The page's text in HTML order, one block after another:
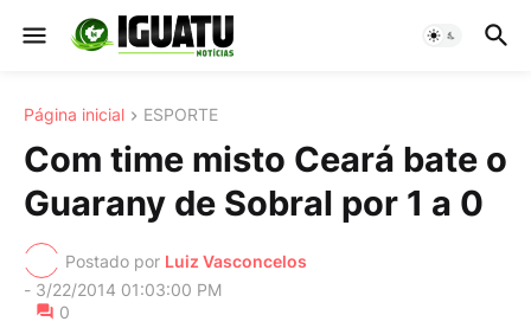
Página inicial ESPORTE
Com time misto Ceará bate o
Guarany de Sobral por 1 a 0
Postado por Luiz Vasconcelos
- 3/22/2014 01:03:00 PM
0